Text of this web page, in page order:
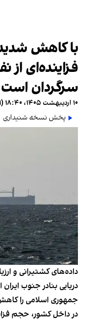
با کاهش
فزاینده‌ای از
سرگردان است
۱۰ اردیبهشت ۱۴۰۵، ۱۸:۴۰ (‎+۱ گرینویچ)
پخش نسخه شنیداری
داده‌های کشتیرانی و
دریایی بنادر جنوب
جمهوری اسلامی را
در داخل کشور، حجم